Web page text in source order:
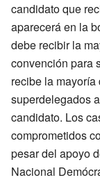
candidato que
aparecerá en la
debe recibir la
convención para
recibe la
superdelegados
candidato. Los
comprometidos
pesar del apoyo
Nacional